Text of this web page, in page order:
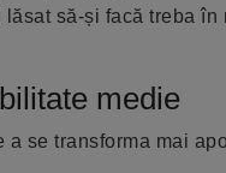
să-și facă treba
medie
se transforma mai